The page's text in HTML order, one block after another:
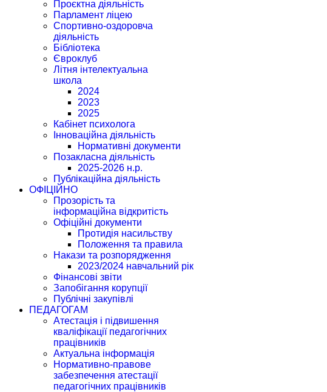
Проєктна діяльність
Парламент ліцею
Спортивно-оздоровча
діяльність
Бібліотека
Євроклуб
Літня інтелектуальна
школа
2024
2023
2025
Кабінет психолога
Інноваційна діяльність
Нормативні документи
Позакласна діяльність
2025-2026 н.р.
Публікаційна діяльність
ОФІЦІЙНО
Прозорість та
інформаційна відкритість
Офіційні документи
Протидія насильству
Положення та правила
Накази та розпорядження
2023/2024 навчальний рік
Фінансові звіти
Запобігання корупції
Публічні закупівлі
ПЕДАГОГАМ
Атестація і підвишення
кваліфікації педагогічних
працівників
Актуальна інформація
Нормативно-правове
забезпечення атестації
педагогічних працівників